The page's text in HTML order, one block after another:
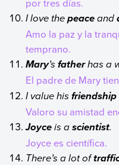
por tres días.
I love thepeaceand
Amo la paz y la
temprano.
Mary’sfatherhas a
El padre de Mary
I value his friendship
Valoro su amistad
Joyceis ascientist.
Joyce es científica.
There’s a lot of